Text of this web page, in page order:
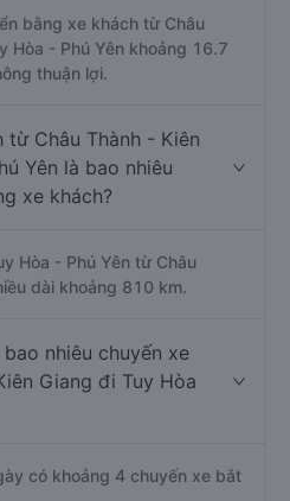
bằng xe khách từ Châu
Hòa - Phú Yên khoảng 16.7
thuận lợi.
từ Châu Thành - Kiên
Yên là bao nhiêu
xe khách?
Hòa - Phú Yên từ Châu
dài khoảng 810 km.
nhiêu chuyến xe
Giang đi Tuy Hòa
có khoảng 4 chuyến xe bắt